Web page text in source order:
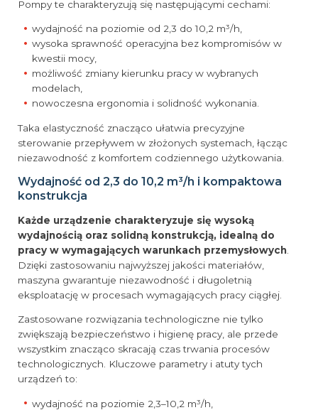
Pompy te charakteryzują się następującymi cechami:
wydajność na poziomie od 2,3 do 10,2 m³/h,
wysoka sprawność operacyjna bez kompromisów w
kwestii mocy,
możliwość zmiany kierunku pracy w wybranych
modelach,
nowoczesna ergonomia i solidność wykonania.
Taka elastyczność znacząco ułatwia precyzyjne
sterowanie przepływem w złożonych systemach, łącząc
niezawodność z komfortem codziennego użytkowania.
Wydajność od 2,3 do 10,2 m³/h i kompaktowa
konstrukcja
Każde urządzenie charakteryzuje się wysoką
wydajnością oraz solidną konstrukcją, idealną do
pracy w wymagających warunkach przemysłowych
Dzięki zastosowaniu najwyższej jakości materiałów,
maszyna gwarantuje niezawodność i długoletnią
eksploatację w procesach wymagających pracy ciągłej.
Zastosowane rozwiązania technologiczne nie tylko
zwiększają bezpieczeństwo i higienę pracy, ale przede
wszystkim znacząco skracają czas trwania procesów
technologicznych. Kluczowe parametry i atuty tych
urządzeń to:
wydajność na poziomie 2,3–10,2 m³/h,